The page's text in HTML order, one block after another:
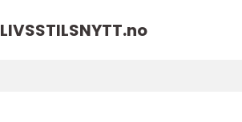
LIVSSTILSNYTT.no